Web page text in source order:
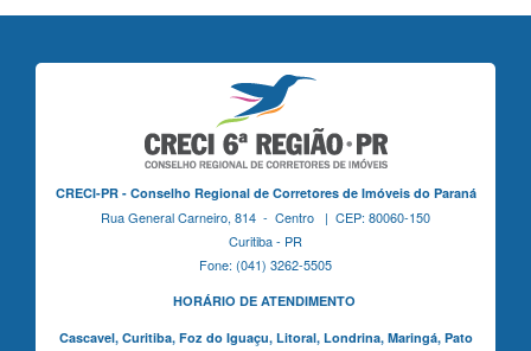
CRECI-PR - Conselho Regional de Corretores de Imóveis do Paraná
Rua General Carneiro, 814 - Centro | CEP: 80060-150
Curitiba - PR
Fone: (041) 3262-5505
HORÁRIO DE ATENDIMENTO
Cascavel, Curitiba,Foz do Iguaçu, Litoral, Londrina, Maringá, Pato